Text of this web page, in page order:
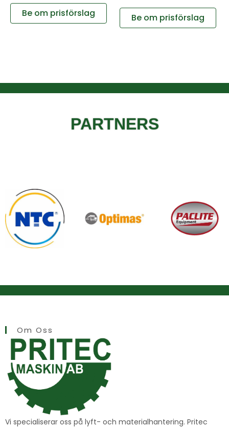
Be om prisförslag Be om prisförslag
PARTNERS
Om Oss
Vi specialiserar oss på lyft- och materialhantering. Pritec